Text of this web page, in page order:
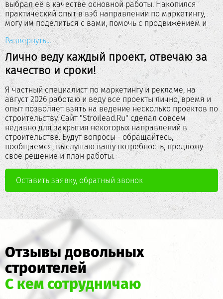
выбрал её в качестве основной работы. Накопился
практический опыт в вэб направлении по маркетингу,
могу им поделиться с вами, помочь с продвижением и
рекламой!
Родился и проживаю в области, в частном доме, сейчас
строю свой дом из двойного щелевого кирпича. На
протяжении всей жизни постоянно что-то "строю" себе
или помогаю близким и друзьям, это моё хобби, мне это
интересно, получается, опыт и экономия на
определенных работах, поэтому вдвойне интереснее
этим заниматься еще и в IT сфере маркетингом сайтов
строительной и около неё тематиках.
Могу сам построить фундамент, крышу, забор, даже дом
под ключ, но считаю что могу принести больше пользы в
продвижении ваших услуг, увеличить продажи,
количество заказов, помочь вам и себе расти,
сотрудничестве, стараюсь предлагать максимально
выгодные обоим сторонам варианты сотрудничества.
Развернуть...
Лично веду каждый проект, отвечаю за
качество и сроки!
Я частный специалист по маркетингу и рекламе, на
август 2026 работаю и веду все проекты лично, время и
опыт позволяет взять на ведение несколько проектов по
строительству. Сайт "Stroilead.Ru" сделал совсем
недавно для закрытия некоторых направлений в
строительстве. Будут вопросы - обращайтесь,
пообщаемся, выслушаю вашу потребность, предложу
свое решение и план работы.
Оставить заявку, обратный звонок
Отзывы довольных
строителей
С кем сотрудничаю